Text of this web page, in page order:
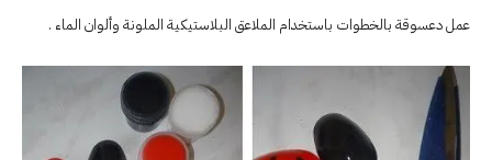
عمل دعسوقة بالخطوات باستخدام الملاعق البلاستيكية الملونة وألوان الماء .